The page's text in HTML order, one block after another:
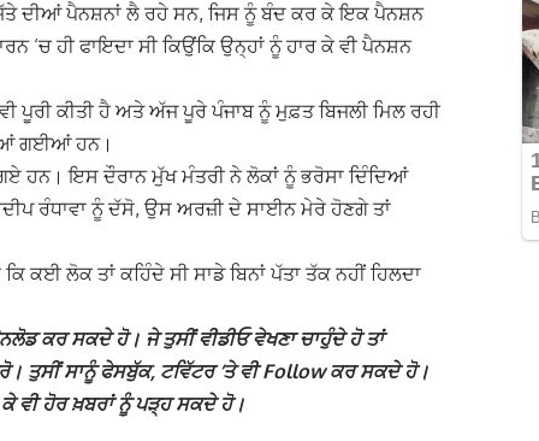
ਦੀਆਂ ਪੈਨਸ਼ਨਾਂ ਲੈ ਰਹੇ ਸਨ, ਜਿਸ ਨੂੰ ਬੰਦ ਕਰ ਕੇ ਇਕ ਪੈਨਸ਼ਨ
‘ਚ ਹੀ ਫਾਇਦਾ ਸੀ ਕਿਉਂਕਿ ਉਨ੍ਹਾਂ ਨੂੰ ਹਾਰ ਕੇ ਵੀ ਪੈਨਸ਼ਨ
ਪੂਰੀ ਕੀਤੀ ਹੈ ਅਤੇ ਅੱਜ ਪੂਰੇ ਪੰਜਾਬ ਨੂੰ ਮੁਫ਼ਤ ਬਿਜਲੀ ਮਿਲ ਰਹੀ
ਗਈਆਂ ਹਨ।
ਹਨ। ਇਸ ਦੌਰਾਨ ਮੁੱਖ ਮੰਤਰੀ ਨੇ ਲੋਕਾਂ ਨੂੰ ਭਰੋਸਾ ਦਿੰਦਿਆਂ
ਰੰਧਾਵਾ ਨੂੰ ਦੱਸੋ, ਉਸ ਅਰਜ਼ੀ ਦੇ ਸਾਈਨ ਮੇਰੇ ਹੋਣਗੇ ਤਾਂ
ਕਈ ਲੋਕ ਤਾਂ ਕਹਿੰਦੇ ਸੀ ਸਾਡੇ ਬਿਨਾਂ ਪੱਤਾ ਤੱਕ ਨਹੀਂ ਹਿਲਦਾ
ਕਰ ਸਕਦੇ ਹੋ। ਜੇ ਤੁਸੀਂ ਵੀਡੀਓ ਵੇਖਣਾ ਚਾਹੁੰਦੇ ਹੋ ਤਾਂ
ਤੁਸੀਂ ਸਾਨੂੰ ਫੇਸਬੁੱਕ, ਟਵਿੱਟਰ ‘ਤੇ ਵੀ Follow ਕਰ ਸਕਦੇ ਹੋ।
ਵੀ ਹੋਰ ਖ਼ਬਰਾਂ ਨੂੰ ਪੜ੍ਹ ਸਕਦੇ ਹੋ।